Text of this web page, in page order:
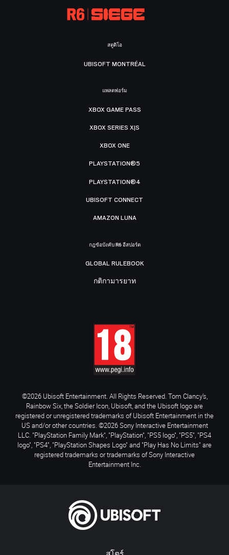
สตูดิโอ
UBISOFT MONTRÉAL
แพลตฟอร์ม
XBOX GAME PASS
XBOX SERIES X|S
XBOX ONE
PLAYSTATION®5
PLAYSTATION®4
UBISOFT CONNECT
AMAZON LUNA
กฎข้อบังคับ R6 อีสปอร์ต
GLOBAL RULEBOOK
กติกามารยาท
©2026 Ubisoft Entertainment. All Rights Reserved. Tom Clancy’s,
Rainbow Six, the Soldier Icon, Ubisoft, and the Ubisoft logo are
registered or unregistered trademarks of Ubisoft Entertainment in the
US and/or other countries. ©2026 Sony Interactive Entertainment
LLC. "PlayStation Family Mark", "PlayStation", "PS5 logo", "PS5", "PS4
logo", "PS4", "PlayStation Shapes Logo" and "Play Has No Limits" are
registered trademarks or trademarks of Sony Interactive
Entertainment Inc.